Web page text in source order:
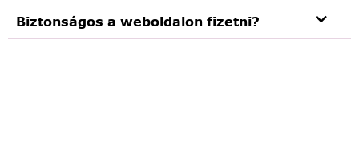
Biztonságos a weboldalon fizetni?